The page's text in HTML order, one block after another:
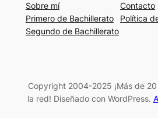
Sobre mí
Primero de Bachillerato
Segundo de Bachillerato
Contacto
Política
Copyright 2004-2025 ¡Más de
la red! Diseñado con WordPress.